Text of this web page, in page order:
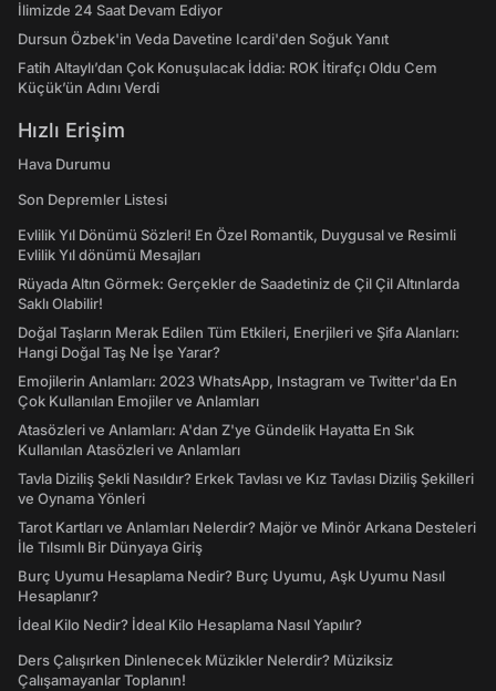
İlimizde 24 Saat Devam Ediyor
Dursun Özbek'in Veda Davetine Icardi'den Soğuk Yanıt
Fatih Altaylı’dan Çok Konuşulacak İddia: ROK İtirafçı Oldu Cem
Küçük’ün Adını Verdi
Hızlı Erişim
Hava Durumu
Son Depremler Listesi
Evlilik Yıl Dönümü Sözleri! En Özel Romantik, Duygusal ve Resimli
Evlilik Yıl dönümü Mesajları
Rüyada Altın Görmek: Gerçekler de Saadetiniz de Çil Çil Altınlarda
Saklı Olabilir!
Doğal Taşların Merak Edilen Tüm Etkileri, Enerjileri ve Şifa Alanları:
Hangi Doğal Taş Ne İşe Yarar?
Emojilerin Anlamları: 2023 WhatsApp, Instagram ve Twitter'da En
Çok Kullanılan Emojiler ve Anlamları
Atasözleri ve Anlamları: A'dan Z'ye Gündelik Hayatta En Sık
Kullanılan Atasözleri ve Anlamları
Tavla Diziliş Şekli Nasıldır? Erkek Tavlası ve Kız Tavlası Diziliş Şekilleri
ve Oynama Yönleri
Tarot Kartları ve Anlamları Nelerdir? Majör ve Minör Arkana Desteleri
İle Tılsımlı Bir Dünyaya Giriş
Burç Uyumu Hesaplama Nedir? Burç Uyumu, Aşk Uyumu Nasıl
Hesaplanır?
İdeal Kilo Nedir? İdeal Kilo Hesaplama Nasıl Yapılır?
Ders Çalışırken Dinlenecek Müzikler Nelerdir? Müziksiz
Çalışamayanlar Toplanın!